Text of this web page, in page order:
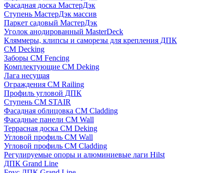
Фасадная доска МастерДэк
Ступень МастерДэк массив
Паркет садовый МастерДэк
Уголок анодированный MasterDeck
Кляммеры, клипсы и саморезы для крепления ДПК
CM Decking
Заборы CM Fencing
Комплектующие CM Deking
Лага несущая
Ограждения CM Railing
Профиль угловой ДПК
Ступень CM STAIR
Фасадная облицовка CM Cladding
Фасадные панели CM Wall
Террасная доска CM Deking
Угловой профиль CM Wall
Угловой профиль CM Cladding
Регулируемые опоры и алюминиевые лаги Hilst
ДПК Grand Line